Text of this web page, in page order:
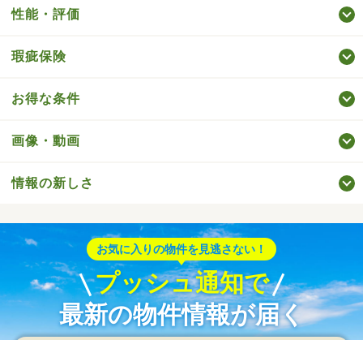
性能・評価
瑕疵保険
お得な条件
画像・動画
情報の新しさ
お気に入りの物件を見逃さない！
プッシュ通知で
最新の物件情報が届く